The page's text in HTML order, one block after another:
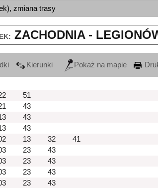
zmiana trasy
ZACHODNIA -
Kierunki Pokaż na mapie
51
43
43
43
13 32
41
23
43
23
43
23
43
23
43